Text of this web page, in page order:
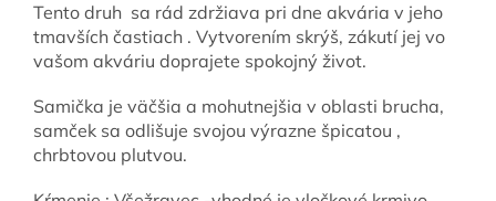
Tento druh sa rád zdržiava pri dne akvária v jeho
tmavších častiach . Vytvorením skrýš, zákutí jej vo
vašom akváriu doprajete spokojný život.
Samička je väčšia a mohutnejšia v oblasti brucha,
samček sa odlišuje svojou výrazne špicatou ,
chrbtovou plutvou.